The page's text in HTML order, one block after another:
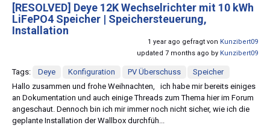
[RESOLVED] Deye 12K Wechselrichter mit 10 kWh
LiFePO4 Speicher | Speichersteuerung,
Installation
1 year ago gefragt von Kunzibert09
updated 7 months ago by Kunzibert09
Tags: Deye Konfiguration PV Überschuss
Speicher
Hallo zusammen und frohe Weihnachten, ich habe mir bereits einiges
an Dokumentation und auch einige Threads zum Thema hier im Forum
angeschaut. Dennoch bin ich mir immer noch nicht sicher, wie ich die
geplante Installation der Wallbox durchfüh...